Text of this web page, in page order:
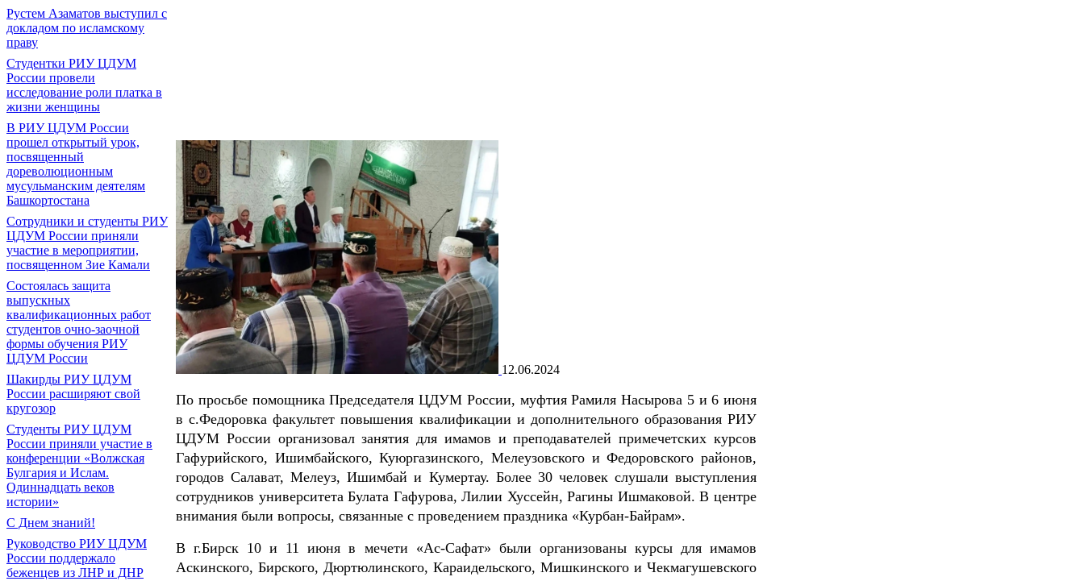
Рустем Азаматов выступил с
докладом по исламскому
праву
Студентки РИУ ЦДУМ
России провели
исследование роли платка в
жизни женщины
В РИУ ЦДУМ России
прошел открытый урок,
посвященный
дореволюционным
мусульманским деятелям
Башкортостана
Сотрудники и студенты РИУ
ЦДУМ России приняли
участие в мероприятии,
посвященном Зие Камали
Состоялась защита
выпускных
квалификационных работ
студентов очно-заочной
формы обучения РИУ
ЦДУМ России
Шакирды РИУ ЦДУМ
России расширяют свой
кругозор
Студенты РИУ ЦДУМ
России приняли участие в
конференции «Волжская
Булгария и Ислам.
Одиннадцать веков
истории»
С Днем знаний!
Руководство РИУ ЦДУМ
России поддержало
беженцев из ЛНР и ДНР
12.06.2024
По просьбе помощника Председателя ЦДУМ России, муфтия Рамиля Насырова 5 и 6 июня
в с.Федоровка факультет повышения квалификации и дополнительного образования РИУ
ЦДУМ России организовал занятия для имамов и преподавателей примечетских курсов
Гафурийского, Ишимбайского, Куюргазинского, Мелеузовского и Федоровского районов,
городов Салават, Мелеуз, Ишимбай и Кумертау. Более 30 человек слушали выступления
сотрудников университета Булата Гафурова, Лилии Хуссейн, Рагины Ишмаковой. В центре
внимания были вопросы, связанные с проведением праздника «Курбан-Байрам».
В г.Бирск 10 и 11 июня в мечети «Ас-Сафат» были организованы курсы для имамов
Аскинского, Бирского, Дюртюлинского, Караидельского, Мишкинского и Чекмагушевского